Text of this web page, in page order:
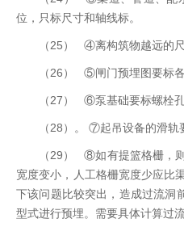
位，只标尺寸和轴线标。
（25） ④离构筑物越远的
（26） ⑤闸门预埋图要标
（27） ⑥泵基础要标螺栓
（28）。 ⑦起吊设备的滑轨
（29） ⑧如有提篮格栅，
宽度变小，人工格栅宽度少应比
下该问题比较突出，造成过流洞
型式进行预埋。需要具体计算过